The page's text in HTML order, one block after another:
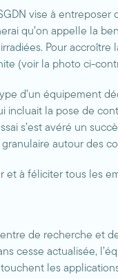
vise à
qu’on appelle la
Pour
(voir la photo ci-
d’un équipement
incluait la pose de
s’est avéré un
autour des
et à féliciter tous les
de recherche et
cesse actualisée,
les